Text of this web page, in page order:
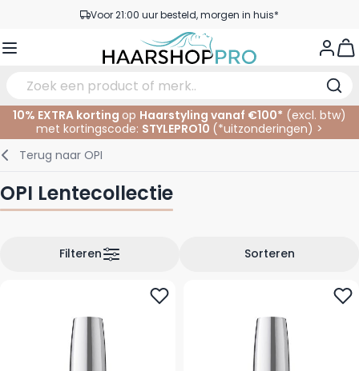
Ga naar de inhoudVoor 21:00 uur besteld, morgen in huis*
Gratis verzending vanaf €50,- excl. BTW
Verzorging
Haarkleuring
Haarmode
In de Salon
Kleuren
Permanenten
Elektrisch
Knipbenodigdheden
Gezichtsverzorging
Tanning
Oogverzorging
Wenkbrauwen
Lippen
Accessoires
Nagelproducten
SALE
10% EXTRA korting op Haarstyling vanaf €100* (excl. btw)
met kortingscode: STYLEPRO10 (*uitzonderingen) >
Terug naar OPI
OPI Lentecollectie
Sorteren
Filteren